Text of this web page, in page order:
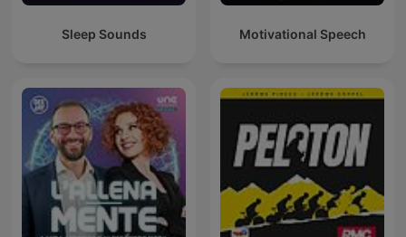
Sleep Sounds Motivational Speech